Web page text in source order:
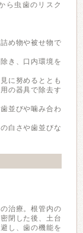
ら虫歯のリスク
め物や被せ物で
き、口内環境を
に努めるととも
の器具で除去す
並びや噛み合わ
白さや歯並びな
治療。根管内の
閉した後、土台
し、歯の機能を